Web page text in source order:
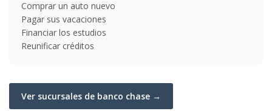
Comprar un auto nuevo
Pagar sus vacaciones
Financiar los estudios
Reunificar créditos
Ver sucursales de banco chase →